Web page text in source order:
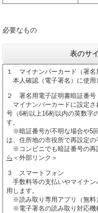
必要なもの
表のサ
１ マイナンバーカード（署名
本人確認（電子署名）に使用
２ 署名用電子証明書暗証番号
マイナンバーカードに設定さ
号（6桁以上16桁以内の英数字
す。
※暗証番号が不明な場合や5
は、住所地の市役所で再設定
※コンビニでも暗証番号の再
ら ＜外部リンク＞
３ スマートフォン
手数料等の支払いやマイナン
用します。
※読み取り専用アプリ（無料
※電子署名の読み取り対応機